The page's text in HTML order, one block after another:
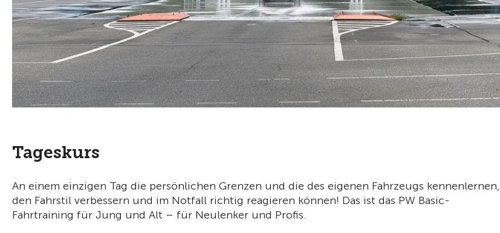
Tageskurs
An einem einzigen Tag die persönlichen Grenzen und die des eigenen Fahrzeugs kennenlernen,
den Fahrstil verbessern und im Notfall richtig reagieren können! Das ist das PW Basic-
Fahrtraining für Jung und Alt – für Neulenker und Profis.